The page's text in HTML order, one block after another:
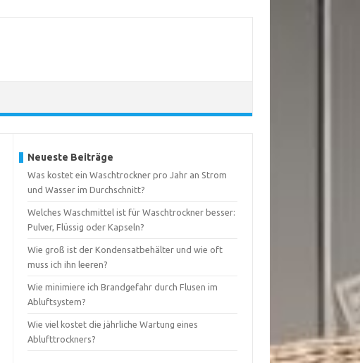
Neueste Beiträge
Was kostet ein Waschtrockner pro Jahr an Strom
und Wasser im Durchschnitt?
Welches Waschmittel ist für Waschtrockner besser:
Pulver, Flüssig oder Kapseln?
Wie groß ist der Kondensatbehälter und wie oft
muss ich ihn leeren?
Wie minimiere ich Brandgefahr durch Flusen im
Abluftsystem?
Wie viel kostet die jährliche Wartung eines
Ablufttrockners?